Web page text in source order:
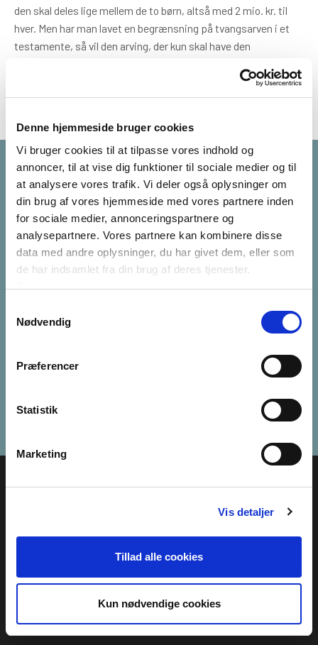
Denne hjemmeside bruger cookies
Vi bruger cookies til at tilpasse vores indhold og
annoncer, til at vise dig funktioner til sociale medier og til
at analysere vores trafik. Vi deler også oplysninger om
din brug af vores hjemmeside med vores partnere inden
for sociale medier, annonceringspartnere og
analysepartnere. Vores partnere kan kombinere disse
data med andre oplysninger, du har givet dem, eller som
de har indsamlet fra din brug af deres tjenester.
Se mere
Nødvendig
Præferencer
Statistik
Marketing
Vis detaljer
Tillad alle cookies
Kun nødvendige cookies
den skal deles lige mellem de to børn, altså med 2 mio. kr. til
hver. Men har man lavet en begrænsning på tvangsarven i et
testamente, så vil den arving, der kun skal have den
Om forfatteren
Bodil H. Ravn er uddannet fra
Københavns Universitet i
1990. Hun beskæftiger sig
primært med familie- og
arveret, og hendes speciale
dødsbobehandling, hvor hun
Bodil H. Ravn
21 54 12 13
8722 Hedensted